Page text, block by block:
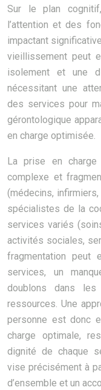
Sur le plan
l’attention et des
impactant
vieillissement peut
isolement et une
nécessitant une
des services pour
gérontologique
en charge optimisée.
La prise en
complexe et
(médecins,
spécialistes de la
services variés
activités sociales,
fragmentation peut
services, un
doublons dans
ressources. Une
personne est donc
charge optimale,
dignité de chaque
vise précisément à
d’ensemble et un